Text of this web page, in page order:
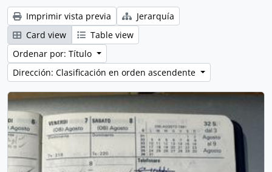
Imprimir vista previa
Jerarquía
Card view
Table view
Ordenar por: Título
Dirección: Clasificación en orden ascendente